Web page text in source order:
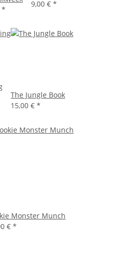
*
9,00 € *
The Jungle Book
15,00 € *
Monster Munch
€ *